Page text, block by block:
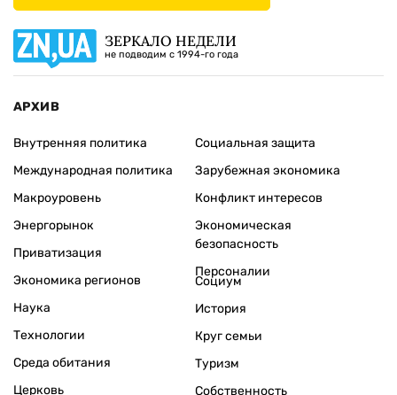
ЗЕРКАЛО НЕДЕЛИ
не подводим с 1994-го года
АРХИВ
Внутренняя политика
Международная политика
Макроуровень
Энергорынок
Приватизация
Экономика регионов
Социальная защита
Зарубежная экономика
Конфликт интересов
Экономическая
безопасность
Персоналии
Наука
Технологии
Среда обитания
Церковь
Социум
История
Круг семьи
Туризм
Собственность